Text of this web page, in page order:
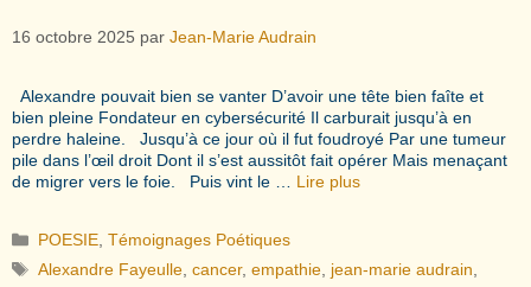
16 octobre 2025 par Jean-Marie Audrain
Alexandre pouvait bien se vanter D’avoir une tête bien faîte et
bien pleine Fondateur en cybersécurité Il carburait jusqu’à en
perdre haleine. Jusqu’à ce jour où il fut foudroyé Par une tumeur
pile dans l’œil droit Dont il s’est aussitôt fait opérer Mais menaçant
de migrer vers le foie. Puis vint le … Lire plus
Catégories
POESIE ,Témoignages Poétiques
Étiquettes
Alexandre Fayeulle ,cancer,empathie jean-marie audrain